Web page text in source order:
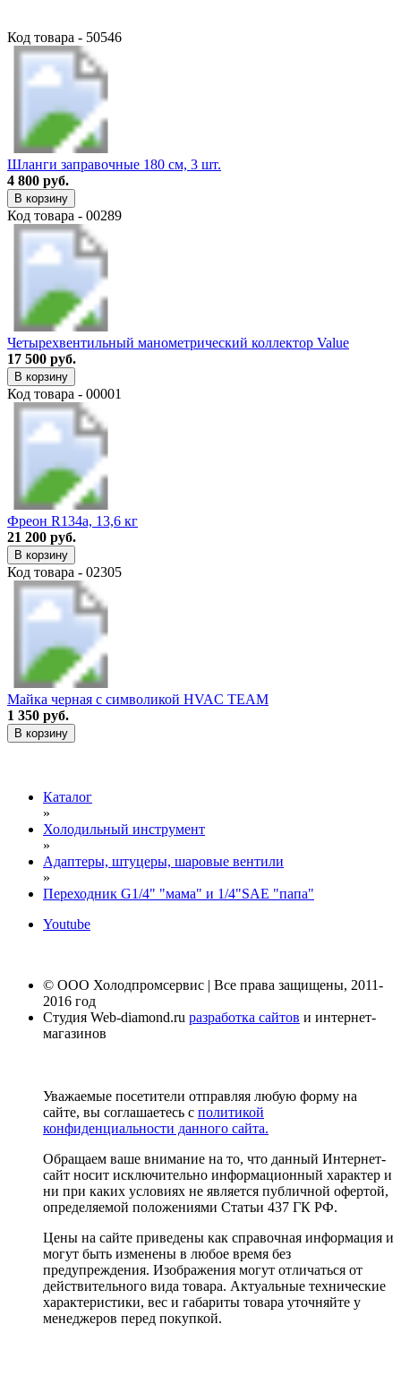
Код товара - 50546
Шланги заправочные 180 см, 3 шт.
4 800 руб.
В корзину
Код товара - 00289
Четырехвентильный манометрический коллектор Value
17 500 руб.
В корзину
Код товара - 00001
Фреон R134a, 13,6 кг
21 200 руб.
В корзину
Код товара - 02305
Майка черная с символикой HVAC TEAM
1 350 руб.
В корзину
Каталог
»
Холодильный инструмент
»
Адаптеры, штуцеры, шаровые вентили
»
Переходник G1/4" "мама" и 1/4"SAE "папа"
Youtube
© ООО Холодпромсервис | Все права защищены, 2011-
2016 год
Студия Web-diamond.ru разработка сайтов и интернет-
магазинов
Уважаемые посетители отправляя любую форму на
сайте, вы соглашаетесь с политикой
конфиденциальности данного сайта.
Обращаем ваше внимание на то, что данный Интернет-
сайт носит исключительно информационный характер и
ни при каких условиях не является публичной офертой,
определяемой положениями Статьи 437 ГК РФ.
Цены на сайте приведены как справочная информация и
могут быть изменены в любое время без
предупреждения. Изображения могут отличаться от
действительного вида товара. Актуальные технические
характеристики, вес и габариты товара уточняйте у
менеджеров перед покупкой.